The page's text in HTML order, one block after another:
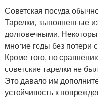
Советская посуда
Тарелки, выполненные
долговечными.
многие годы без потери
Кроме того, по
советские тарелки не
Это давало им
устойчивость к